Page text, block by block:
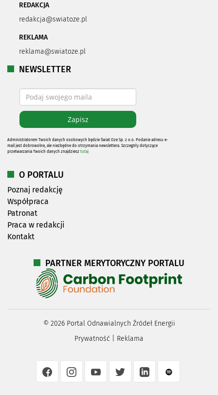
REDAKCJA
redakcja@swiatoze.pl
REKLAMA
reklama@swiatoze.pl
NEWSLETTER
Administratorem Twoich danych osobowych będzie Świat Oze Sp. z o.o. Podanie adresu e-
mail jest dobrowolne, ale niezbędne do otrzymania newslettera. Szczegóły dotyczące
przetwarzania Twoich danych znajdziesz tutaj
O PORTALU
Poznaj redakcję
Współpraca
Patronat
Praca w redakcji
Kontakt
PARTNER MERYTORYCZNY PORTALU
© 2026Portal Odnawialnych Źródeł Energii
Prywatność
Reklama